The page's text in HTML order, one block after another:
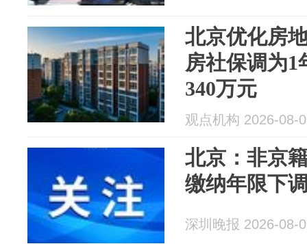
北京优化房
房社保调为1
340万元
观点机构 2026-08-
北京：非京
缴纳年限下
深圳晚报 2026-08-